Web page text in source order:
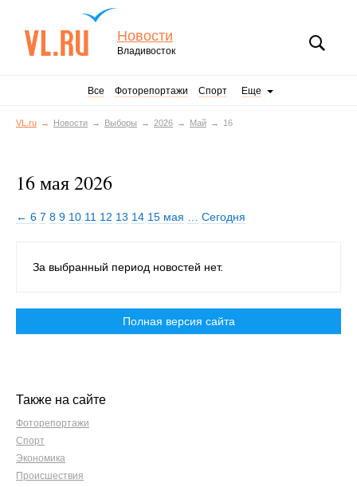
Новости
Владивосток
Все Фоторепортажи Спорт Еще
VL.ru Новости Выборы 2026 Май 16
16 мая 2026
← 6 7 8 9 10 11 12 13 14 15 мая Сегодня
За выбранный период новостей нет.
Полная версия сайта
Также на сайте
Фоторепортажи
Спорт
Экономика
Происшествия